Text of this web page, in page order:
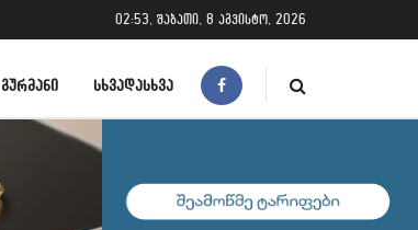
02:53, შაბათი, 8 აგვისტო, 2026
ᲒᲣᲠᲛᲐᲜᲘ ᲡᲮᲕᲐᲓᲐᲡᲮᲕᲐ